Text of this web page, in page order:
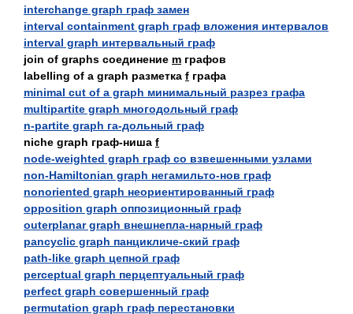
interchange graph граф замен
interval containment graph граф вложения интервалов
interval graph интервальный граф
join of graphs соединение m графов
labelling of а graph разметка f графа
minimal cut of а graph минимальный разрез графа
multipartite graph многодольный граф
n-partite graph га-дольный граф
niche graph граф-ниша f
node-weighted graph граф со взвешенными узлами
non-Hamiltonian graph негамильто-нов граф
nonoriented graph неориентированный граф
opposition graph оппозиционный граф
outerplanar graph внешнепла-нарный граф
pancyclic graph панцикличе-ский граф
path-like graph цепной граф
perceptual graph перцептуальный граф
perfect graph совершенный граф
permutation graph граф перестановки